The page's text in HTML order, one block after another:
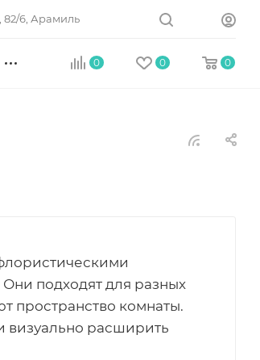
82/6, Арамиль
0 0 0
подходят для разных
пространство комнаты.
визуально расширить